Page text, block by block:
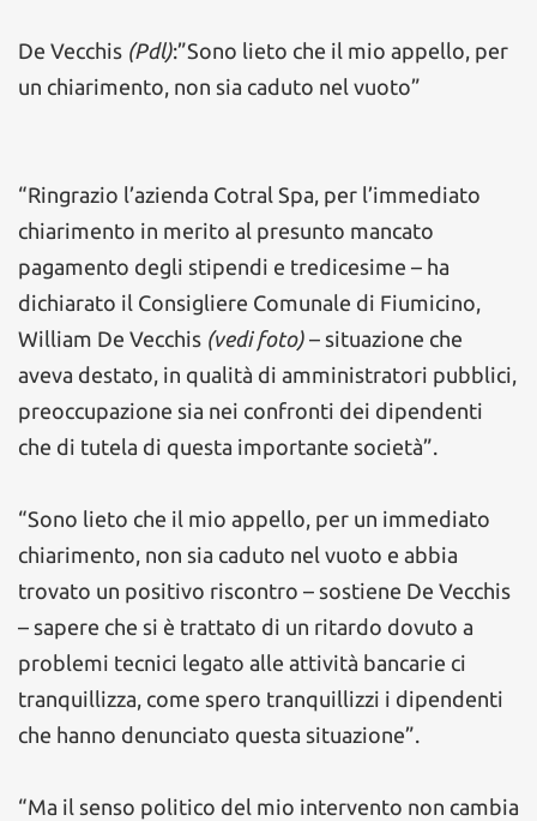
De Vecchis (Pdl):”Sono lieto che il mio appello, per
un chiarimento, non sia caduto nel vuoto”
“Ringrazio l’azienda Cotral Spa, per l’immediato
chiarimento in merito al presunto mancato
pagamento degli stipendi e tredicesime – ha
dichiarato il Consigliere Comunale di Fiumicino,
William De Vecchis (vedi foto) – situazione che
aveva destato, in qualità di amministratori pubblici,
preoccupazione sia nei confronti dei dipendenti
che di tutela di questa importante società”.
“Sono lieto che il mio appello, per un immediato
chiarimento, non sia caduto nel vuoto e abbia
trovato un positivo riscontro – sostiene De Vecchis
– sapere che si è trattato di un ritardo dovuto a
problemi tecnici legato alle attività bancarie ci
tranquillizza, come spero tranquillizzi i dipendenti
che hanno denunciato questa situazione”.
“Ma il senso politico del mio intervento non cambia